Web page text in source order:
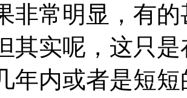
非常明显，有
其实呢，这只
年内或者是短